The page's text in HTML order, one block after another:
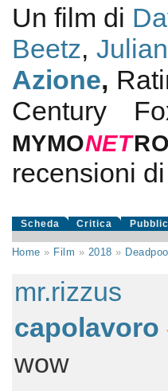
Un film di
Beetz,
Azione,
Century
MYMONETRO
recensioni
Scheda Critica
Home » Film » 2018 »
mr.rizzus
capolavoro
wow